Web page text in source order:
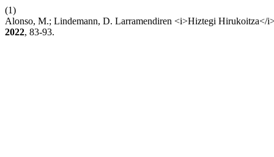
(1)
Alonso, M.; Lindemann, D. Larramendiren <i>Hiztegi Hirukoitza</
2022, 83-93.